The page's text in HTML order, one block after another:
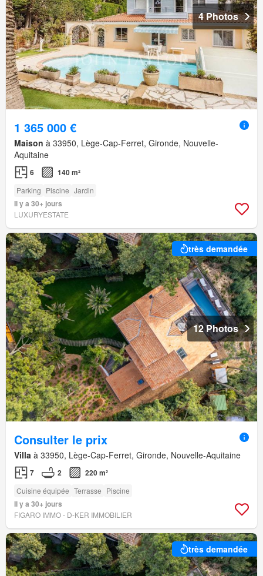
4 Photos
1 365 000 €
Maison à 33950, Lège-Cap-Ferret, Gironde, Nouvelle-
Aquitaine
6 140 m²
Parking Piscine Jardin
Il y a 30+ jours
LUXURYESTATE
très demandée
12 Photos
Consulter le prix
Villa à 33950, Lège-Cap-Ferret, Gironde, Nouvelle-Aquitaine
7 2 220 m²
Cuisine équipée Terrasse Piscine
Il y a 30+ jours
FIGARO IMMO - D-KER IMMOBILIER
très demandée